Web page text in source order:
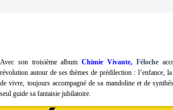
Avec son troisième albumChimie Vivante, Féloche
révolution autour de ses thèmes de prédilection : l’enfance,
de vivre, toujours accompagné de sa mandoline et de
seul guide sa fantaisie jubilatoire.